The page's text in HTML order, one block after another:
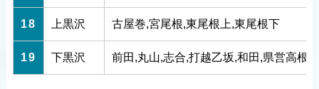
18 上黒沢 古屋巻,宮尾根,東尾根上,東尾根下
19 下黒沢 前田,丸山,志合,打越乙坂,和田,県営高根